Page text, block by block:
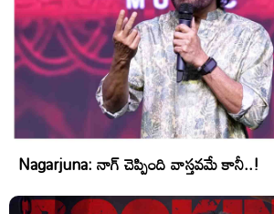
Nagarjuna: నాగ్ చెప్పింది వాస్తవమే కానీ..!